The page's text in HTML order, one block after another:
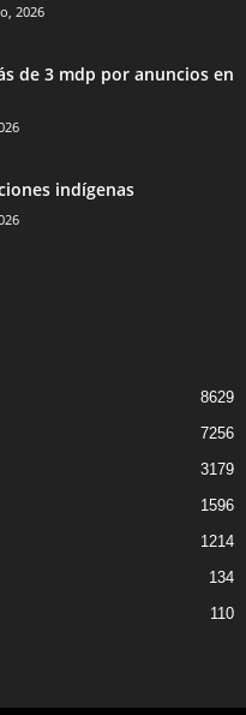
2026
de 3 mdp por anuncios en
indígenas
8629
7256
3179
1596
1214
134
110